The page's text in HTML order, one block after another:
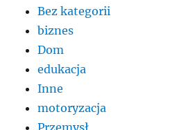
Bez kategorii
biznes
Dom
edukacja
Inne
motoryzacja